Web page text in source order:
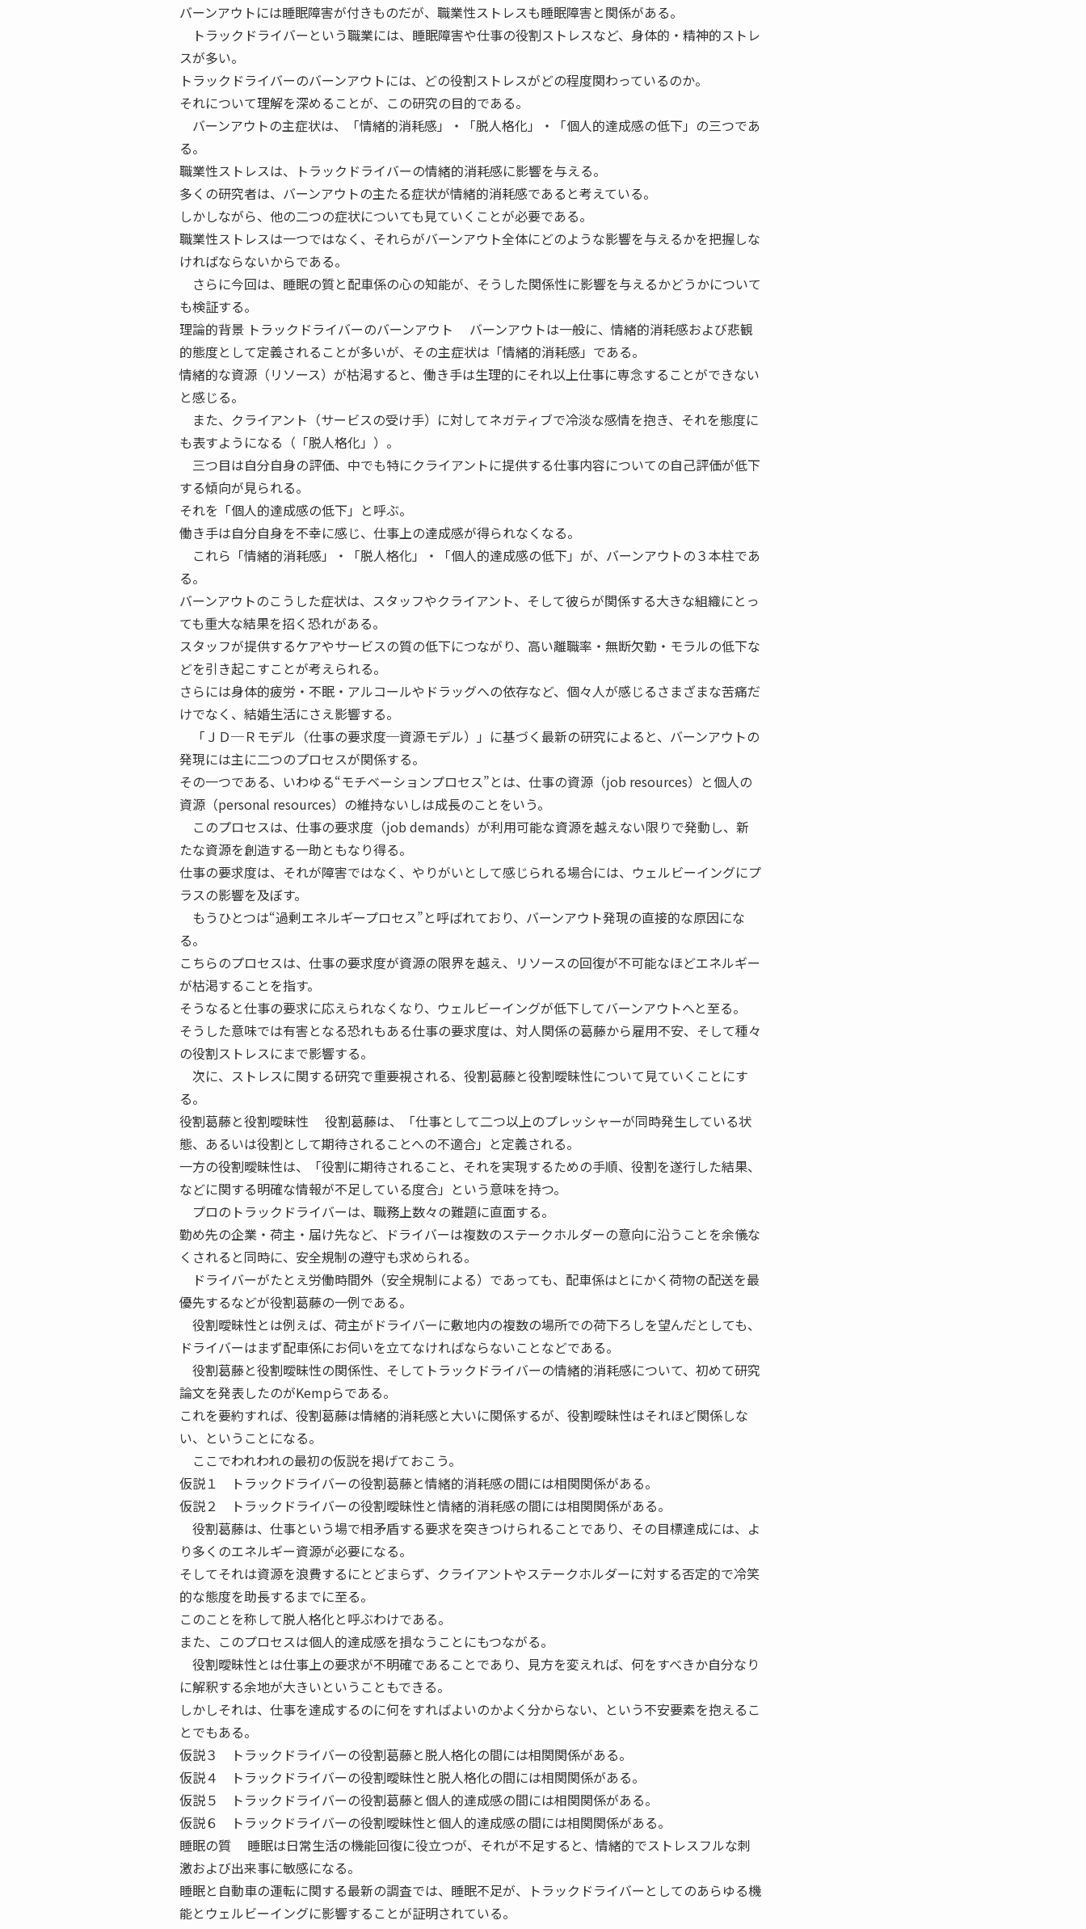
バーンアウトには睡眠障害が付きものだが、職業性ストレスも睡眠障害と関係がある。
トラックドライバーという職業には、睡眠障害や仕事の役割ストレスなど、身体的・精神的ストレ
スが多い。
トラックドライバーのバーンアウトには、どの役割ストレスがどの程度関わっているのか。
それについて理解を深めることが、この研究の目的である。
バーンアウトの主症状は、「情緒的消耗感」・「脱人格化」・「個人的達成感の低下」の三つであ
る。
職業性ストレスは、トラックドライバーの情緒的消耗感に影響を与える。
多くの研究者は、バーンアウトの主たる症状が情緒的消耗感であると考えている。
しかしながら、他の二つの症状についても見ていくことが必要である。
職業性ストレスは一つではなく、それらがバーンアウト全体にどのような影響を与えるかを把握しな
ければならないからである。
さらに今回は、睡眠の質と配車係の心の知能が、そうした関係性に影響を与えるかどうかについて
も検証する。
理論的背景 トラックドライバーのバーンアウト バーンアウトは一般に、情緒的消耗感および悲観
的態度として定義されることが多いが、その主症状は「情緒的消耗感」である。
情緒的な資源（リソース）が枯渇すると、働き手は生理的にそれ以上仕事に専念することができない
と感じる。
また、クライアント（サービスの受け手）に対してネガティブで冷淡な感情を抱き、それを態度に
も表すようになる（「脱人格化」）。
三つ目は自分自身の評価、中でも特にクライアントに提供する仕事内容についての自己評価が低下
する傾向が見られる。
それを「個人的達成感の低下」と呼ぶ。
働き手は自分自身を不幸に感じ、仕事上の達成感が得られなくなる。
これら「情緒的消耗感」・「脱人格化」・「個人的達成感の低下」が、バーンアウトの３本柱であ
る。
バーンアウトのこうした症状は、スタッフやクライアント、そして彼らが関係する大きな組織にとっ
ても重大な結果を招く恐れがある。
スタッフが提供するケアやサービスの質の低下につながり、高い離職率・無断欠勤・モラルの低下な
どを引き起こすことが考えられる。
さらには身体的疲労・不眠・アルコールやドラッグへの依存など、個々人が感じるさまざまな苦痛だ
けでなく、結婚生活にさえ影響する。
「ＪＤ─Ｒモデル（仕事の要求度─資源モデル）」に基づく最新の研究によると、バーンアウトの
発現には主に二つのプロセスが関係する。
その一つである、いわゆる“モチベーションプロセス”とは、仕事の資源（job resources）と個人の
資源（personal resources）の維持ないしは成長のことをいう。
このプロセスは、仕事の要求度（job demands）が利用可能な資源を越えない限りで発動し、新
たな資源を創造する一助ともなり得る。
仕事の要求度は、それが障害ではなく、やりがいとして感じられる場合には、ウェルビーイングにプ
ラスの影響を及ぼす。
もうひとつは“過剰エネルギープロセス”と呼ばれており、バーンアウト発現の直接的な原因にな
る。
こちらのプロセスは、仕事の要求度が資源の限界を越え、リソースの回復が不可能なほどエネルギー
が枯渇することを指す。
そうなると仕事の要求に応えられなくなり、ウェルビーイングが低下してバーンアウトへと至る。
そうした意味では有害となる恐れもある仕事の要求度は、対人関係の葛藤から雇用不安、そして種々
の役割ストレスにまで影響する。
次に、ストレスに関する研究で重要視される、役割葛藤と役割曖昧性について見ていくことにす
る。
役割葛藤と役割曖昧性 役割葛藤は、「仕事として二つ以上のプレッシャーが同時発生している状
態、あるいは役割として期待されることへの不適合」と定義される。
一方の役割曖昧性は、「役割に期待されること、それを実現するための手順、役割を遂行した結果、
などに関する明確な情報が不足している度合」という意味を持つ。
プロのトラックドライバーは、職務上数々の難題に直面する。
勤め先の企業・荷主・届け先など、ドライバーは複数のステークホルダーの意向に沿うことを余儀な
くされると同時に、安全規制の遵守も求められる。
ドライバーがたとえ労働時間外（安全規制による）であっても、配車係はとにかく荷物の配送を最
優先するなどが役割葛藤の一例である。
役割曖昧性とは例えば、荷主がドライバーに敷地内の複数の場所での荷下ろしを望んだとしても、
ドライバーはまず配車係にお伺いを立てなければならないことなどである。
役割葛藤と役割曖昧性の関係性、そしてトラックドライバーの情緒的消耗感について、初めて研究
論文を発表したのがKempらである。
これを要約すれば、役割葛藤は情緒的消耗感と大いに関係するが、役割曖昧性はそれほど関係しな
い、ということになる。
ここでわれわれの最初の仮説を掲げておこう。
仮説１ トラックドライバーの役割葛藤と情緒的消耗感の間には相関関係がある。
仮説２ トラックドライバーの役割曖昧性と情緒的消耗感の間には相関関係がある。
役割葛藤は、仕事という場で相矛盾する要求を突きつけられることであり、その目標達成には、よ
り多くのエネルギー資源が必要になる。
そしてそれは資源を浪費するにとどまらず、クライアントやステークホルダーに対する否定的で冷笑
的な態度を助長するまでに至る。
このことを称して脱人格化と呼ぶわけである。
また、このプロセスは個人的達成感を損なうことにもつながる。
役割曖昧性とは仕事上の要求が不明確であることであり、見方を変えれば、何をすべきか自分なり
に解釈する余地が大きいということもできる。
しかしそれは、仕事を達成するのに何をすればよいのかよく分からない、という不安要素を抱えるこ
とでもある。
仮説３ トラックドライバーの役割葛藤と脱人格化の間には相関関係がある。
仮説４ トラックドライバーの役割曖昧性と脱人格化の間には相関関係がある。
仮説５ トラックドライバーの役割葛藤と個人的達成感の間には相関関係がある。
仮説６ トラックドライバーの役割曖昧性と個人的達成感の間には相関関係がある。
睡眠の質 睡眠は日常生活の機能回復に役立つが、それが不足すると、情緒的でストレスフルな刺
激および出来事に敏感になる。
睡眠と自動車の運転に関する最新の調査では、睡眠不足が、トラックドライバーとしてのあらゆる機
能とウェルビーイングに影響することが証明されている。